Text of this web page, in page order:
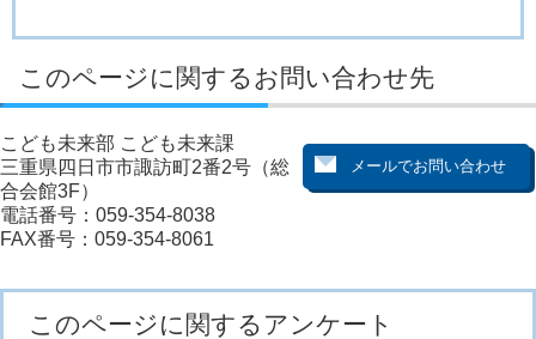
このページに関するお問い合わせ先
こども未来部 こども未来課
三重県四日市市諏訪町2番2号（総
合会館3F）
電話番号：059-354-8038
FAX番号：059-354-8061
このページに関するアンケート